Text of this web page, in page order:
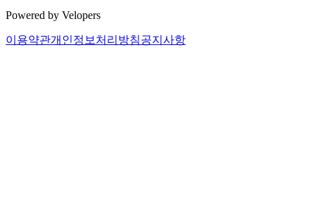
Powered by Velopers
이용약관개인정보처리방침공지사항